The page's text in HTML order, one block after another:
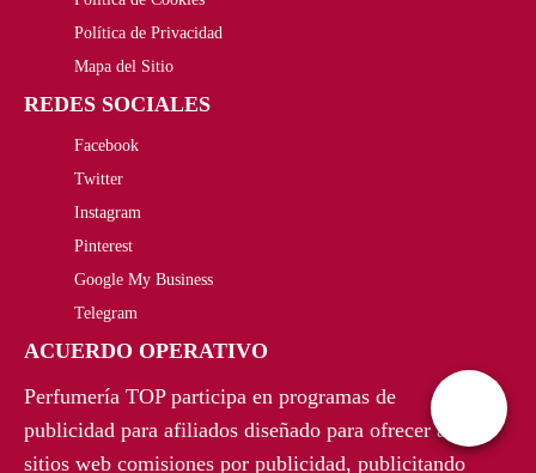
Política de Privacidad
Mapa del Sitio
REDES SOCIALES
Facebook
Twitter
Instagram
Pinterest
Google My Business
Telegram
ACUERDO OPERATIVO
Perfumería TOP participa en programas de
publicidad para afiliados diseñado para ofrecer a
sitios web comisiones por publicidad, publicitando